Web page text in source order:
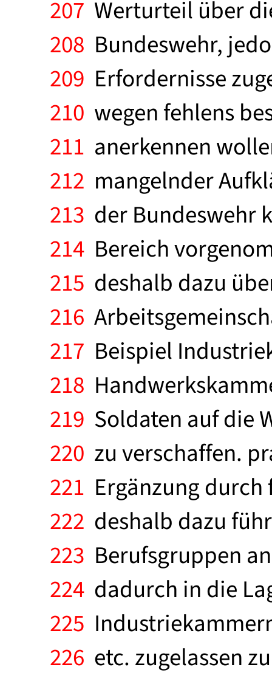
207 Werturteil über
208 Bundeswehr,
209 Erfordernisse
210 wegen fehlens
211 anerkennen
212 mangelnder
213 der Bundeswehr
214 Bereich
215 deshalb dazu
216
217 Beispiel
218
219 Soldaten auf die
220 zu verschaffen.
221 Ergänzung
222 deshalb dazu
223 Berufsgruppen
224 dadurch in die
225
226 etc. zugelassen